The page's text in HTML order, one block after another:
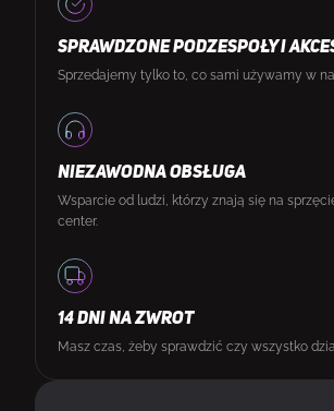
SPRAWDZONE PODZESPOŁY I
Sprzedajemy tylko to, co sami używamy w
NIEZAWODNA OBSŁUGA
Wsparcie od ludzi, którzy znają się na
center.
14 DNI NA ZWROT
Masz czas, żeby sprawdzić czy wszystko